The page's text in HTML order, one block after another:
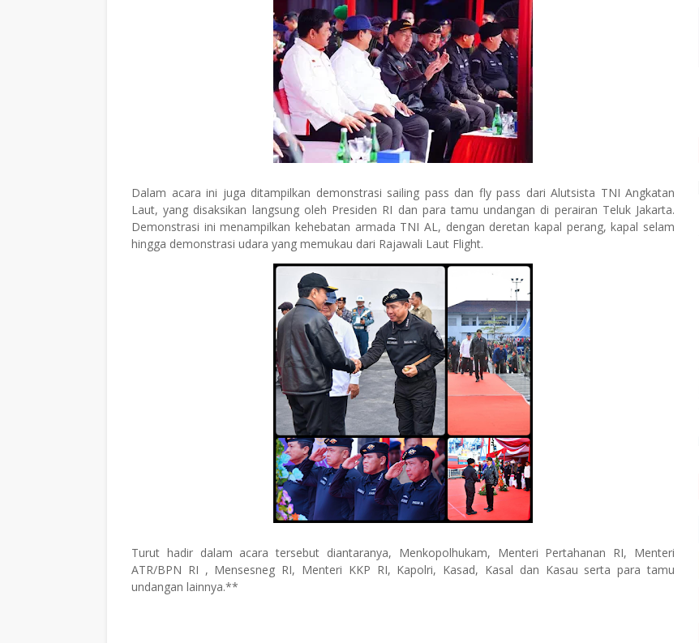
Dalam acara ini juga ditampilkan demonstrasi sailing pass dan fly pass dari Alutsista TNI Angkatan
Laut, yang disaksikan langsung oleh Presiden RI dan para tamu undangan di perairan Teluk Jakarta.
Demonstrasi ini menampilkan kehebatan armada TNI AL, dengan deretan kapal perang, kapal selam
hingga demonstrasi udara yang memukau dari Rajawali Laut Flight.
Turut hadir dalam acara tersebut diantaranya, Menkopolhukam, Menteri Pertahanan RI, Menteri
ATR/BPN RI , Mensesneg RI, Menteri KKP RI, Kapolri, Kasad, Kasal dan Kasau serta para tamu
undangan lainnya.**